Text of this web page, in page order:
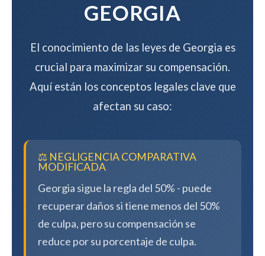
GEORGIA
El conocimiento de las leyes de Georgia es
crucial para maximizar su compensación.
Aquí están los conceptos legales clave que
afectan su caso:
⚖️ NEGLIGENCIA COMPARATIVA
MODIFICADA
Georgia sigue la regla del 50% - puede
recuperar daños si tiene menos del 50%
de culpa, pero su compensación se
reduce por su porcentaje de culpa.